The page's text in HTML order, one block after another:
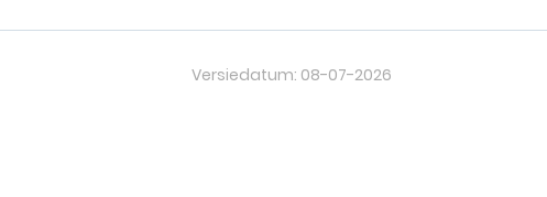
Versiedatum: 08-07-2026